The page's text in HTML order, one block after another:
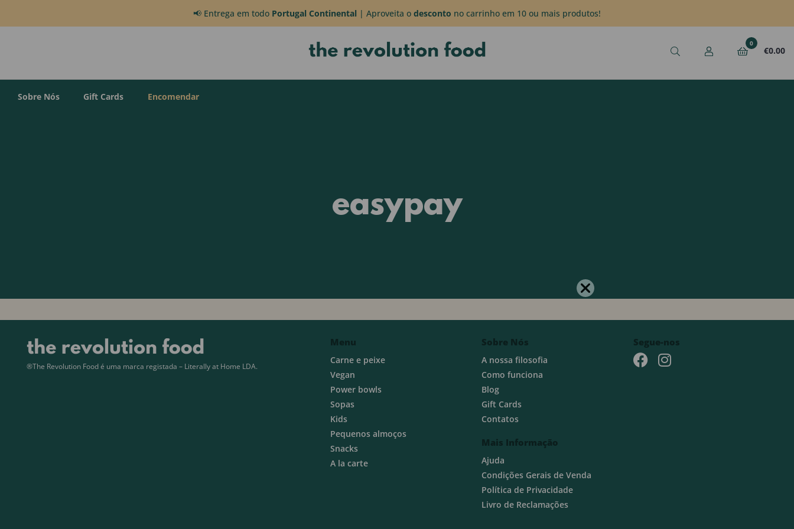
📢 Entrega em todo Portugal Continental | Aproveita o desconto no carrinho em 10 ou mais produtos!
0
€0.00
Sobre Nós Gift Cards Encomendar
easypay
®The Revolution Food é uma marca registada – Literally at Home LDA.
Menu
Carne e peixe
Vegan
Power bowls
Sopas
Kids
Pequenos almoços
Snacks
A la carte
Sobre Nós
A nossa filosofia
Como funciona
Blog
Gift Cards
Contatos
Mais Informação
Ajuda
Condições Gerais de Venda
Política de Privacidade
Livro de Reclamações
Segue-nos